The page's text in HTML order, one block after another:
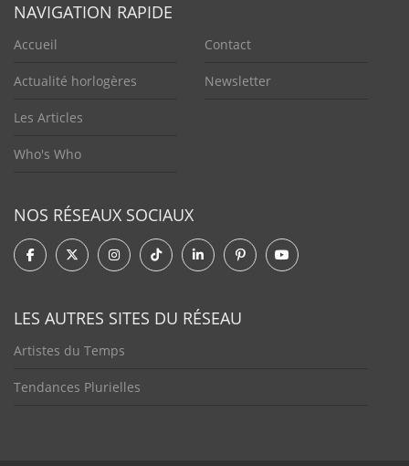
NAVIGATION RAPIDE
Accueil
Actualité horlogères
Les Articles
Who's Who
Contact
Newsletter
NOS RÉSEAUX SOCIAUX
LES AUTRES SITES DU RÉSEAU
Artistes du Temps
Tendances Plurielles